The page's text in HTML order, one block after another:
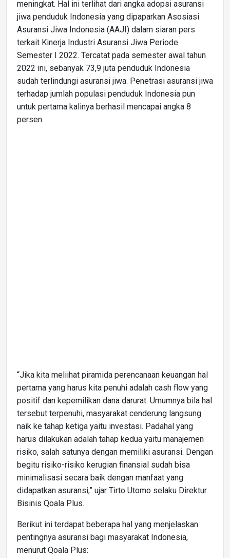
meningkat. Hal ini terlihat dari angka adopsi asuransi
jiwa penduduk Indonesia yang dipaparkan Asosiasi
Asuransi Jiwa Indonesia (AAJI) dalam siaran pers
terkait Kinerja Industri Asuransi Jiwa Periode
Semester I 2022. Tercatat pada semester awal tahun
2022 ini, sebanyak 73,9 juta penduduk Indonesia
sudah terlindungi asuransi jiwa. Penetrasi asuransi jiwa
terhadap jumlah populasi penduduk Indonesia pun
untuk pertama kalinya berhasil mencapai angka 8
persen.
“Jika kita meliihat piramida perencanaan keuangan hal
pertama yang harus kita penuhi adalah cash flow yang
positif dan kepemilikan dana darurat. Umumnya bila hal
tersebut terpenuhi, masyarakat cenderung langsung
naik ke tahap ketiga yaitu investasi. Padahal yang
harus dilakukan adalah tahap kedua yaitu manajemen
risiko, salah satunya dengan memiliki asuransi. Dengan
begitu risiko-risiko kerugian finansial sudah bisa
minimalisasi secara baik dengan manfaat yang
didapatkan asuransi,” ujar Tirto Utomo selaku Direktur
Bisinis Qoala Plus.
Berikut ini terdapat beberapa hal yang menjelaskan
pentingnya asuransi bagi masyarakat Indonesia,
menurut Qoala Plus: